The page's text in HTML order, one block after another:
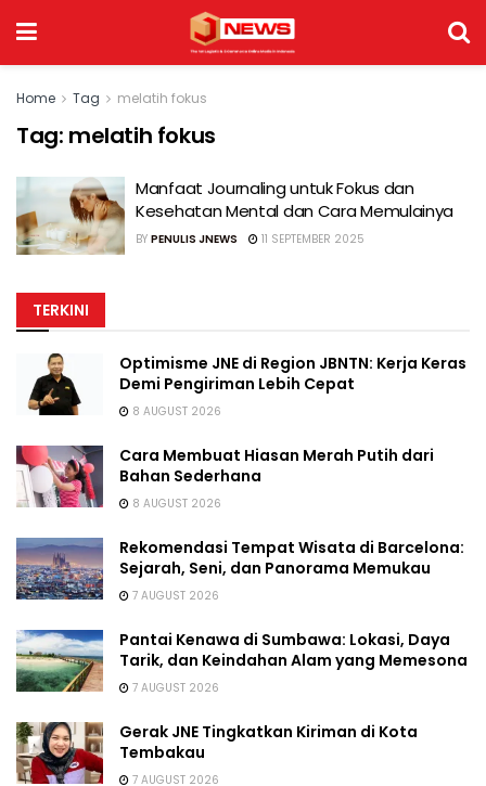
Home Tag melatih fokus
Tag: melatih fokus
Manfaat Journaling untuk Fokus dan
Kesehatan Mental dan Cara Memulainya
BY PENULIS JNEWS 11 SEPTEMBER 2025
TERKINI
Optimisme JNE di Region JBNTN: Kerja Keras
Demi Pengiriman Lebih Cepat
8 AUGUST 2026
Cara Membuat Hiasan Merah Putih dari
Bahan Sederhana
8 AUGUST 2026
Rekomendasi Tempat Wisata di Barcelona:
Sejarah, Seni, dan Panorama Memukau
7 AUGUST 2026
Pantai Kenawa di Sumbawa: Lokasi, Daya
Tarik, dan Keindahan Alam yang Memesona
7 AUGUST 2026
Gerak JNE Tingkatkan Kiriman di Kota
Tembakau
7 AUGUST 2026